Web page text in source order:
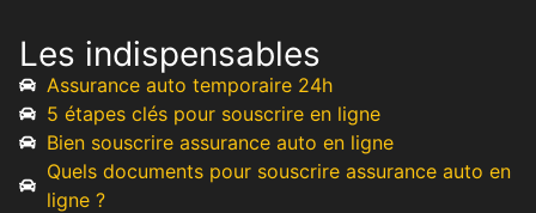
Les indispensables
Assurance auto temporaire 24h
5 étapes clés pour souscrire en ligne
Bien souscrire assurance auto en ligne
Quels documents pour souscrire assurance auto en
ligne ?